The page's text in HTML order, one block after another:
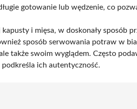
gotowanie lub wędzenie, co
i mięsa, w doskonały sposób
sposób serwowania potraw w
także swoim wyglądem. Często
podkreśla ich autentyczność.